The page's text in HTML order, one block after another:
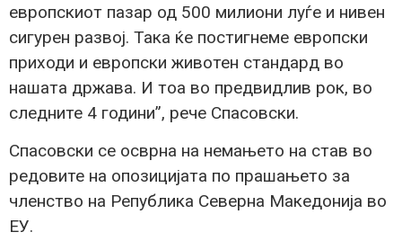
европскиот пазар од 500 милиони луѓе и нивен
сигурен развој. Така ќе постигнеме европски
приходи и европски животен стандард во
нашата држава. И тоа во предвидлив рок, во
следните 4 години”, рече Спасовски.
Спасовски се осврна на немањето на став во
редовите на опозицијата по прашањето за
членство на Република Северна Македонија во
ЕУ.